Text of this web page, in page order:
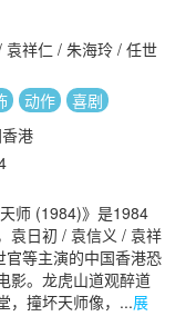
袁祥仁 / 朱海玲 / 任世
动作
喜剧
港
师 (1984)》是1984
袁日初 / 袁信义 / 袁祥
官等主演的中国香港恐
影。龙虎山道观醉道
，撞坏天师像，...展